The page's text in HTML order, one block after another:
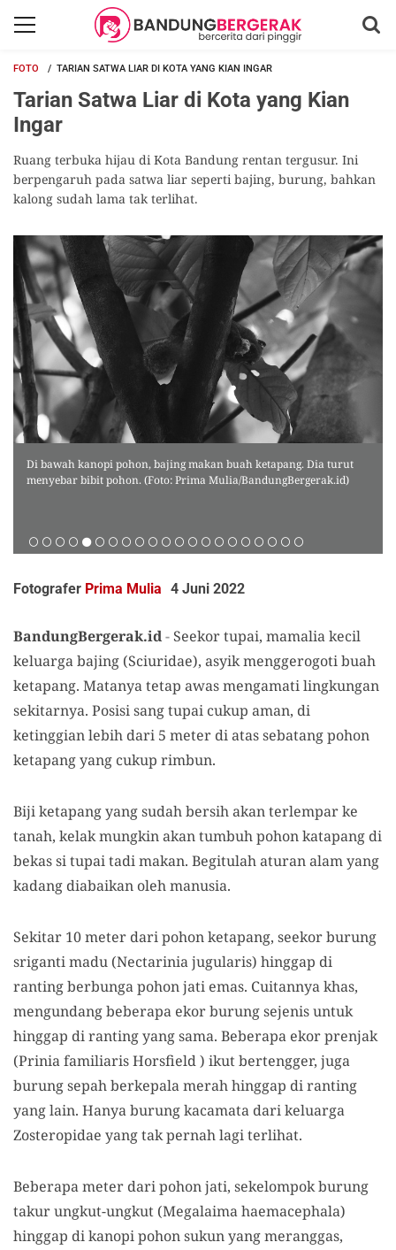
FOTO TARIAN SATWA LIAR DI KOTA YANG KIAN INGAR
Tarian Satwa Liar di Kota yang Kian
Ingar
Ruang terbuka hijau di Kota Bandung rentan tergusur. Ini
berpengaruh pada satwa liar seperti bajing, burung, bahkan
kalong sudah lama tak terlihat.
Di bawah kanopi pohon, bajing makan buah ketapang. Dia turut
menyebar bibit pohon. (Foto: Prima Mulia/BandungBergerak.id)
Fotografer Prima Mulia 4 Juni 2022
BandungBergerak.id- Seekor tupai, mamalia kecil
keluarga bajing (Sciuridae), asyik menggerogoti buah
ketapang. Matanya tetap awas mengamati lingkungan
sekitarnya. Posisi sang tupai cukup aman, di
ketinggian lebih dari 5 meter diatas sebatang pohon
ketapang yang cukup rimbun.
Biji ketapang yang sudah bersih akan terlempar ke
tanah, kelak mungkin akan tumbuh pohon katapang di
bekas si tupai tadi makan. Begitulah aturan alam yang
kadang diabaikan oleh manusia.
Sekitar 10 meter dari pohon ketapang, seekor burung
sriganti madu (Nectarinia jugularis) hinggap di
ranting berbunga pohon jati emas. Cuitannya khas,
mengundang beberapa ekor burung sejenis untuk
hinggap di ranting yang sama. Beberapa ekor prenjak
(Prinia familiaris Horsfield ) ikut bertengger, juga
burung sepah berkepala merah hinggap di ranting
yang lain. Hanya burung kacamata dari keluarga
Zosteropidae yang tak pernah lagi terlihat.
Beberapa meter dari pohon jati, sekelompok burung
takur ungkut-ungkut (Megalaima haemacephala)
hinggap di kanopi pohon sukun yang meranggas,